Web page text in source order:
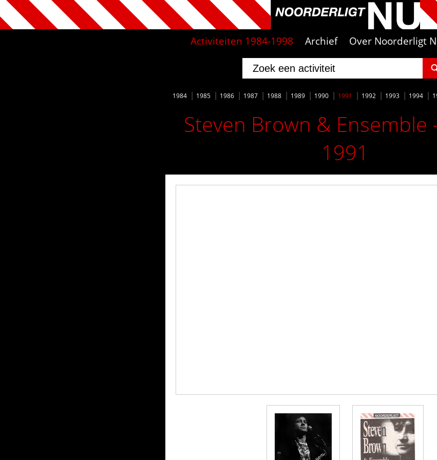
Activiteiten 1984-1998 Archief Over Noorderligt
1984 1985 1986 1987 1988 1989 1990 1991 1992 1993 1994
Steven Brown & Ensemble
1991